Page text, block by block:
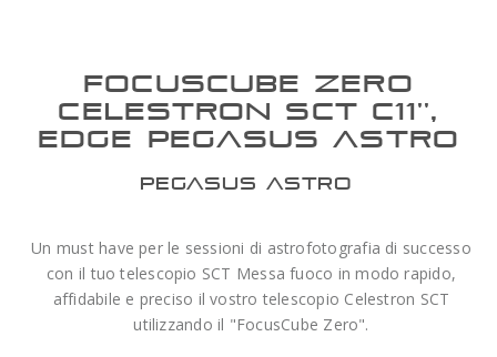
FOCUSCUBE ZERO
CELESTRON SCT C11'',
EDGE PEGASUS ASTRO
PEGASUS ASTRO
Un must have per le sessioni di astrofotografia di successo
con il tuo telescopio SCT Messa fuoco in modo rapido,
affidabile e preciso il vostro telescopio Celestron SCT
utilizzando il "FocusCube Zero".